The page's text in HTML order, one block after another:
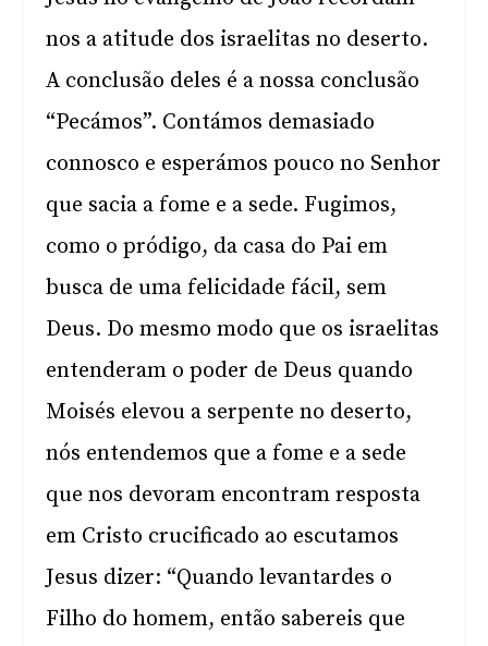
nos a atitude dos israelitas no deserto.
A conclusão deles é a nossa conclusão
“Pecámos”. Contámos demasiado
connosco e esperámos pouco no Senhor
que sacia a fome e a sede. Fugimos,
como o pródigo, da casa do Pai em
busca de uma felicidade fácil, sem
Deus. Do mesmo modo que os israelitas
entenderam o poder de Deus quando
Moisés elevou a serpente no deserto,
nós entendemos que a fome e a sede
que nos devoram encontram resposta
em Cristo crucificado ao escutamos
Jesus dizer: “Quando levantardes o
Filho do homem, então sabereis que